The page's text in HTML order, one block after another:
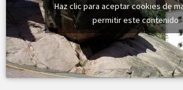
Haz clic para aceptar cookies de
permitir este contenido